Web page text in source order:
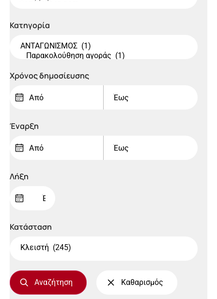
Κατηγορία
Χρόνος δημoσίευσης
Έναρξη
Λήξη
Κατάσταση